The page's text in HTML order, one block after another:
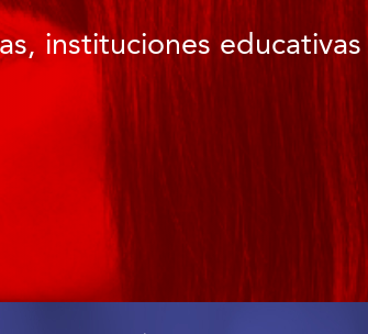
instituciones educativas